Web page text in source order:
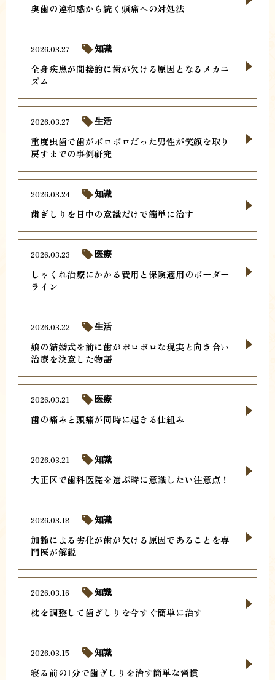
奥歯の違和感から続く頭痛への対処法
全身疾患が間接的に歯が欠ける原因となるメカニ
ズム
2026.03.27 知識
重度虫歯で歯がボロボロだった男性が笑顔を取り
戻すまでの事例研究
2026.03.27 生活
歯ぎしりを日中の意識だけで簡単に治す
2026.03.24 知識
しゃくれ治療にかかる費用と保険適用のボーダー
ライン
2026.03.23 医療
娘の結婚式を前に歯がボロボロな現実と向き合い
治療を決意した物語
2026.03.22 生活
歯の痛みと頭痛が同時に起きる仕組み
2026.03.21 医療
大正区で歯科医院を選ぶ時に意識したい注意点！
2026.03.21 知識
加齢による劣化が歯が欠ける原因であることを専
門医が解説
2026.03.18 知識
枕を調整して歯ぎしりを今すぐ簡単に治す
2026.03.16 知識
寝る前の1分で歯ぎしりを治す簡単な習慣
2026.03.15 知識